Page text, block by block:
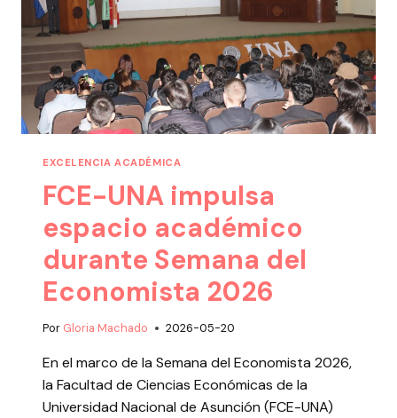
EXCELENCIA ACADÉMICA
FCE-UNA impulsa
espacio académico
durante Semana del
Economista 2026
Por Gloria Machado 2026-05-20
En el marco de la Semana del Economista 2026,
la Facultad de Ciencias Económicas de la
Universidad Nacional de Asunción (FCE-UNA)